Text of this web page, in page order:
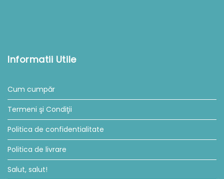
Informatii Utile
Cum cumpăr
Termeni şi Condiţii
Politica de confidentialitate
Politica de livrare
Salut, salut!